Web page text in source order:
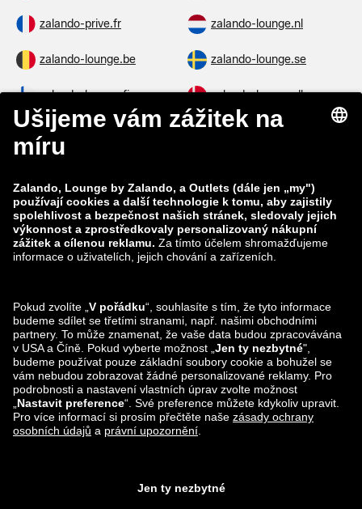
zalando-prive.fr zalando-lounge.nl
zalando-lounge.be zalando-lounge.se
zalando-lounge.fi zalando-lounge.dk
zalando-lounge.co.uk zalando-lounge.pl
zalando-lounge.lt zalando-lounge.sk
zalando-lounge.ro zalando-lounge.hr
zalando-lounge.lu zalando-lounge.ee
zalando-lounge.lv zalando-lounge.no
Sledujte nás také
na